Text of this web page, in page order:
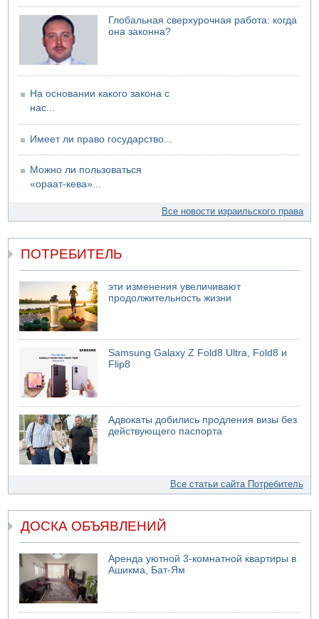
Глобальная сверхурочная работа: когда
она законна?
На основании какого закона с
нас...
Имеет ли право государство...
Можно ли пользоваться
«ораат-кева»...
Все новости израильского права
ПОТРЕБИТЕЛЬ
эти изменения увеличивают
продолжительность жизни
Samsung Galaxy Z Fold8 Ultra, Fold8 и
Flip8
Адвокаты добились продления визы без
действующего паспорта
Все статьи сайта Потребитель
ДОСКА ОБЪЯВЛЕНИЙ
Аренда уютной 3-комнатной квартиры в
Ашикма, Бат-Ям